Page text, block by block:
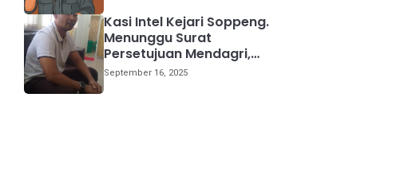
Kasi Intel Kejari Soppeng.
Menunggu Surat
Persetujuan Mendagri,
Kami Akan Periksa Mantan
September 16, 2025